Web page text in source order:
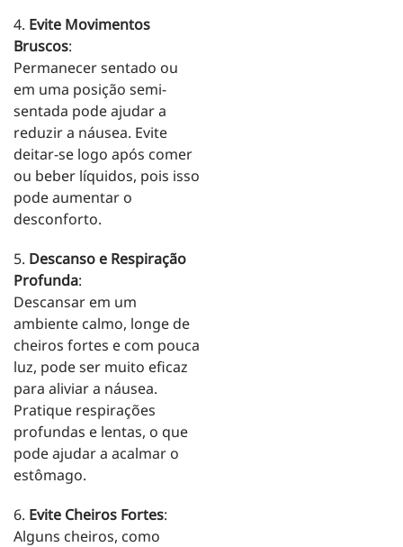
4. Evite Movimentos
Bruscos:
Permanecer sentado ou
em uma posição semi-
sentada pode ajudar a
reduzir a náusea. Evite
deitar-se logo após comer
ou beber líquidos, pois isso
pode aumentar o
desconforto.
5. Descanso e Respiração
Profunda:
Descansar em um
ambiente calmo, longe de
cheiros fortes e com pouca
luz, pode ser muito eficaz
para aliviar a náusea.
Pratique respirações
profundas e lentas, o que
pode ajudar a acalmar o
estômago.
6. Evite Cheiros Fortes:
Alguns cheiros, como